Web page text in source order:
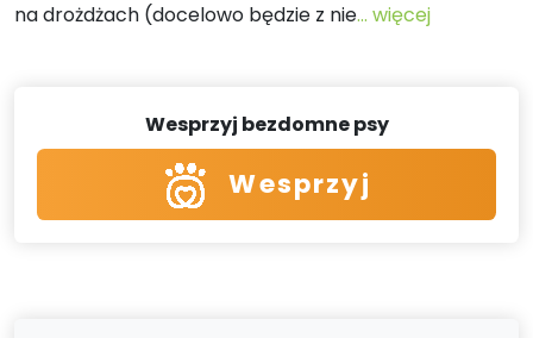
na drożdżach (docelowo będzie z nie... więcej
Wesprzyj bezdomne psy
Wesprzyj